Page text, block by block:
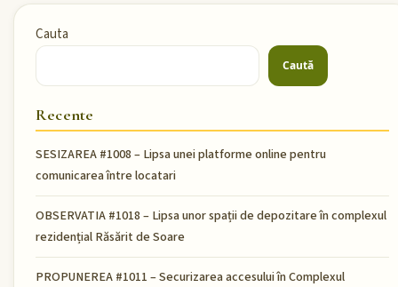
Cauta
Caută
Recente
SESIZAREA #1008 – Lipsa unei platforme online pentru
comunicarea între locatari
OBSERVATIA #1018 – Lipsa unor spații de depozitare în complexul
rezidențial Răsărit de Soare
PROPUNEREA #1011 – Securizarea accesului în Complexul